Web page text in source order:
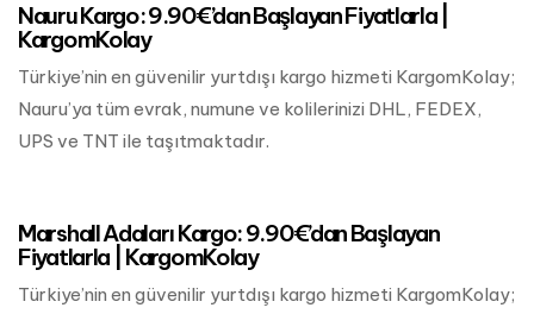
Nauru Kargo: 9.90€’dan Başlayan Fiyatlarla |
KargomKolay
Türkiye’nin en güvenilir yurtdışı kargo hizmeti KargomKolay;
Nauru’ya tüm evrak, numune ve kolilerinizi DHL, FEDEX,
UPS ve TNT ile taşıtmaktadır.
Marshall Adaları Kargo: 9.90€’dan Başlayan
Fiyatlarla | KargomKolay
Türkiye’nin en güvenilir yurtdışı kargo hizmeti KargomKolay;